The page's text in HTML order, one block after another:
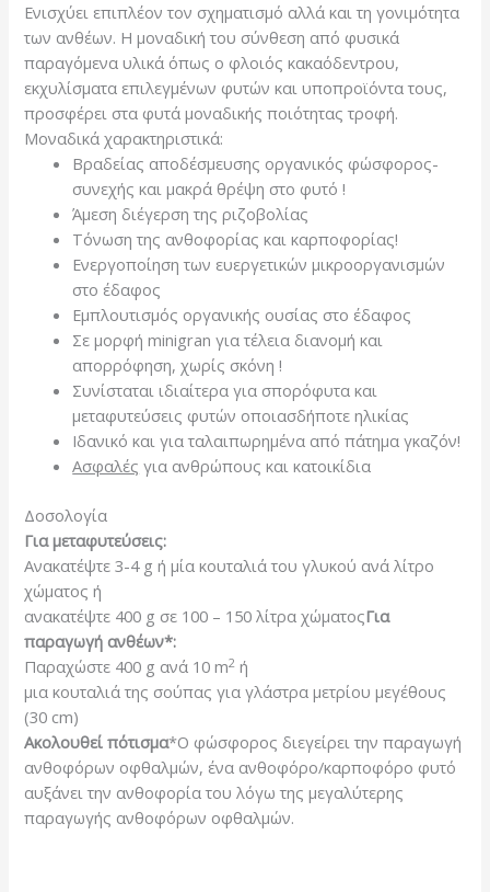
Ενισχύει επιπλέον τον σχηματισμό αλλά και τη γονιμότητα
των ανθέων. Η μοναδική του σύνθεση από φυσικά
παραγόμενα υλικά όπως ο φλοιός κακαόδεντρου,
εκχυλίσματα επιλεγμένων φυτών και υποπροϊόντα τους,
προσφέρει στα φυτά μοναδικής ποιότητας τροφή.
Μοναδικά χαρακτηριστικά:
Βραδείας αποδέσμευσης οργανικός φώσφορος-
συνεχής και μακρά θρέψη στο φυτό !
Άμεση διέγερση της ριζοβολίας
Τόνωση της ανθοφορίας και καρποφορίας!
Ενεργοποίηση των ευεργετικών μικροοργανισμών
στο έδαφος
Εμπλουτισμός οργανικής ουσίας στο έδαφος
Σε μορφή minigran για τέλεια διανομή και
απορρόφηση, χωρίς σκόνη !
Συνίσταται ιδιαίτερα για σπορόφυτα και
μεταφυτεύσεις φυτών οποιασδήποτε ηλικίας
Ιδανικό και για ταλαιπωρημένα από πάτημα γκαζόν!
Ασφαλές για ανθρώπους και κατοικίδια
Δοσολογία
Για μεταφυτεύσεις:
Ανακατέψτε 3-4 g ή μία κουταλιά του γλυκού ανά λίτρο
χώματος ή
ανακατέψτε 400 g σε 100 – 150 λίτρα χώματοςΓια
παραγωγή ανθέων*:
Παραχώστε 400 g ανά 10 m2 ή
μια κουταλιά της σούπας για γλάστρα μετρίου μεγέθους
(30 cm)
Ακολουθεί πότισμα*Ο φώσφορος διεγείρει την παραγωγή
ανθοφόρων οφθαλμών, ένα ανθοφόρο/καρποφόρο φυτό
αυξάνει την ανθοφορία του λόγω της μεγαλύτερης
παραγωγής ανθοφόρων οφθαλμών.